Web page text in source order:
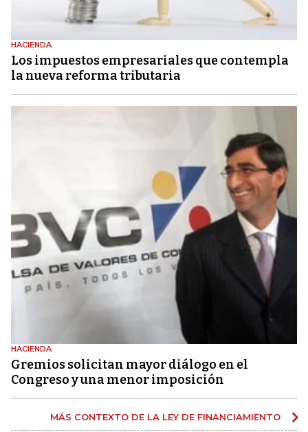
HACIENDA
Los impuestos empresariales que contempla
la nueva reforma tributaria
HACIENDA
Gremios solicitan mayor diálogo en el
Congreso y una menor imposición
MÁS CONTEXTO DE LA LEY DE FINANCIAMIENTO